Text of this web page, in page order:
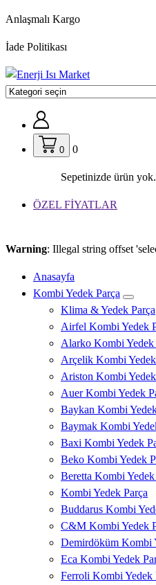
İçeriğe
Anlaşmalı Kargo
İade Politikası
0 0
Sepetinizde ürün yok.
ÖZEL FİYATLAR
Warning: Illegal string offset
Anasayfa
Kombi Yedek Parça
Klima & Yedek Parça
Airfel Kombi Yedek
Alarko Kombi Yedek
Arçelik Kombi Yedek
Ariston Kombi
Auer Kombi Yedek
Baykan Kombi
Baymak Kombi
Baxi Kombi Yedek
Beko Kombi Yedek
Beretta Kombi Yedek
Kombi Yedek Parça
Buddarus Kombi
C&M Kombi Yedek
Demirdöküm Kombi
Eca Kombi Yedek
Ferroli Kombi Yedek